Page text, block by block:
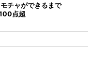
チャができるまで
点超